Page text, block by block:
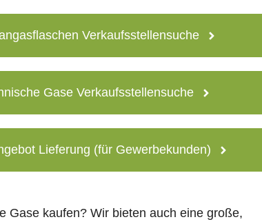
Verkaufsstellensuche
Gase Verkaufsstellensuche
Lieferung (für Gewerbekunden)
Gase kaufen? Wir bieten auch eine große,